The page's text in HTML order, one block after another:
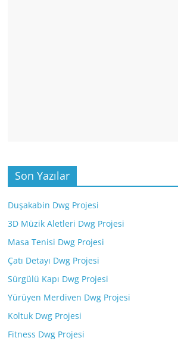
Son Yazılar
Duşakabin Dwg Projesi
3D Müzik Aletleri Dwg Projesi
Masa Tenisi Dwg Projesi
Çatı Detayı Dwg Projesi
Sürgülü Kapı Dwg Projesi
Yürüyen Merdiven Dwg Projesi
Koltuk Dwg Projesi
Fitness Dwg Projesi